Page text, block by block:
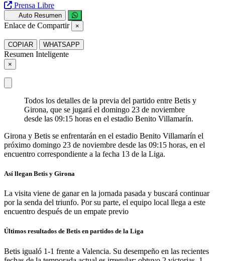
Prensa Libre
Auto Resumen
Enlace de Compartir ×
COPIAR WHATSAPP
Resumen Inteligente
×
Todos los detalles de la previa del partido entre Betis y
Girona, que se jugará el domingo 23 de noviembre
desde las 09:15 horas en el estadio Benito Villamarín.
Girona y Betis se enfrentarán en el estadio Benito Villamarín el
próximo domingo 23 de noviembre desde las 09:15 horas, en el
encuentro correspondiente a la fecha 13 de la Liga.
Así llegan Betis y Girona
La visita viene de ganar en la jornada pasada y buscará continuar
por la senda del triunfo. Por su parte, el equipo local llega a este
encuentro después de un empate previo
Últimos resultados de Betis en partidos de la Liga
Betis igualó 1-1 frente a Valencia. Su desempeño en las recientes